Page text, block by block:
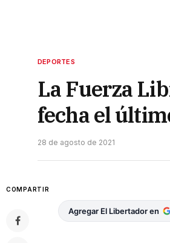
DEPORTES
La Fuerza
fecha el
28 de agosto de 2021
COMPARTIR
Agregar El Libertador en